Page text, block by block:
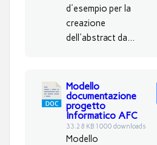
d'esempio per la
creazione
dell'abstract da...
Modello
documentazione
progetto
Informatico AFC
33.28 KB 1000 downloads
Modello